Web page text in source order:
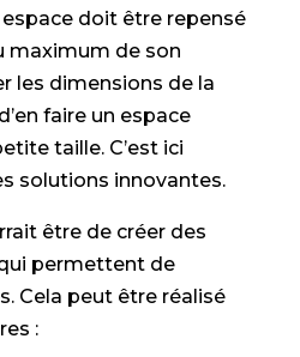
doit être repensé
maximum de son
les dimensions de la
faire un espace
taille. C’est ici
solutions innovantes.
être de créer des
permettent de
Cela peut être réalisé
: